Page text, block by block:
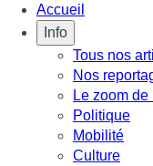
Accueil
Info
Tous nos
Nos
Le zoom
Politique
Mobilité
Culture